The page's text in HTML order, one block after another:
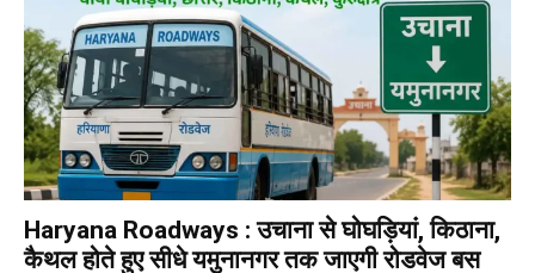
Haryana Roadways : उचाना से घोघड़ियां, किठाना,
कैथल होते हुए सीधे यमुनानगर तक जाएगी रोडवेज बस